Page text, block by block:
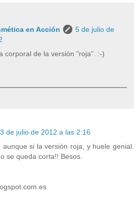
en Acción
5 de julio de
corporal de la versión "roja". :-)
3 de julio de 2012 a las 2:16
si la versión roja, y huele genial.
se queda corta!! Besos.